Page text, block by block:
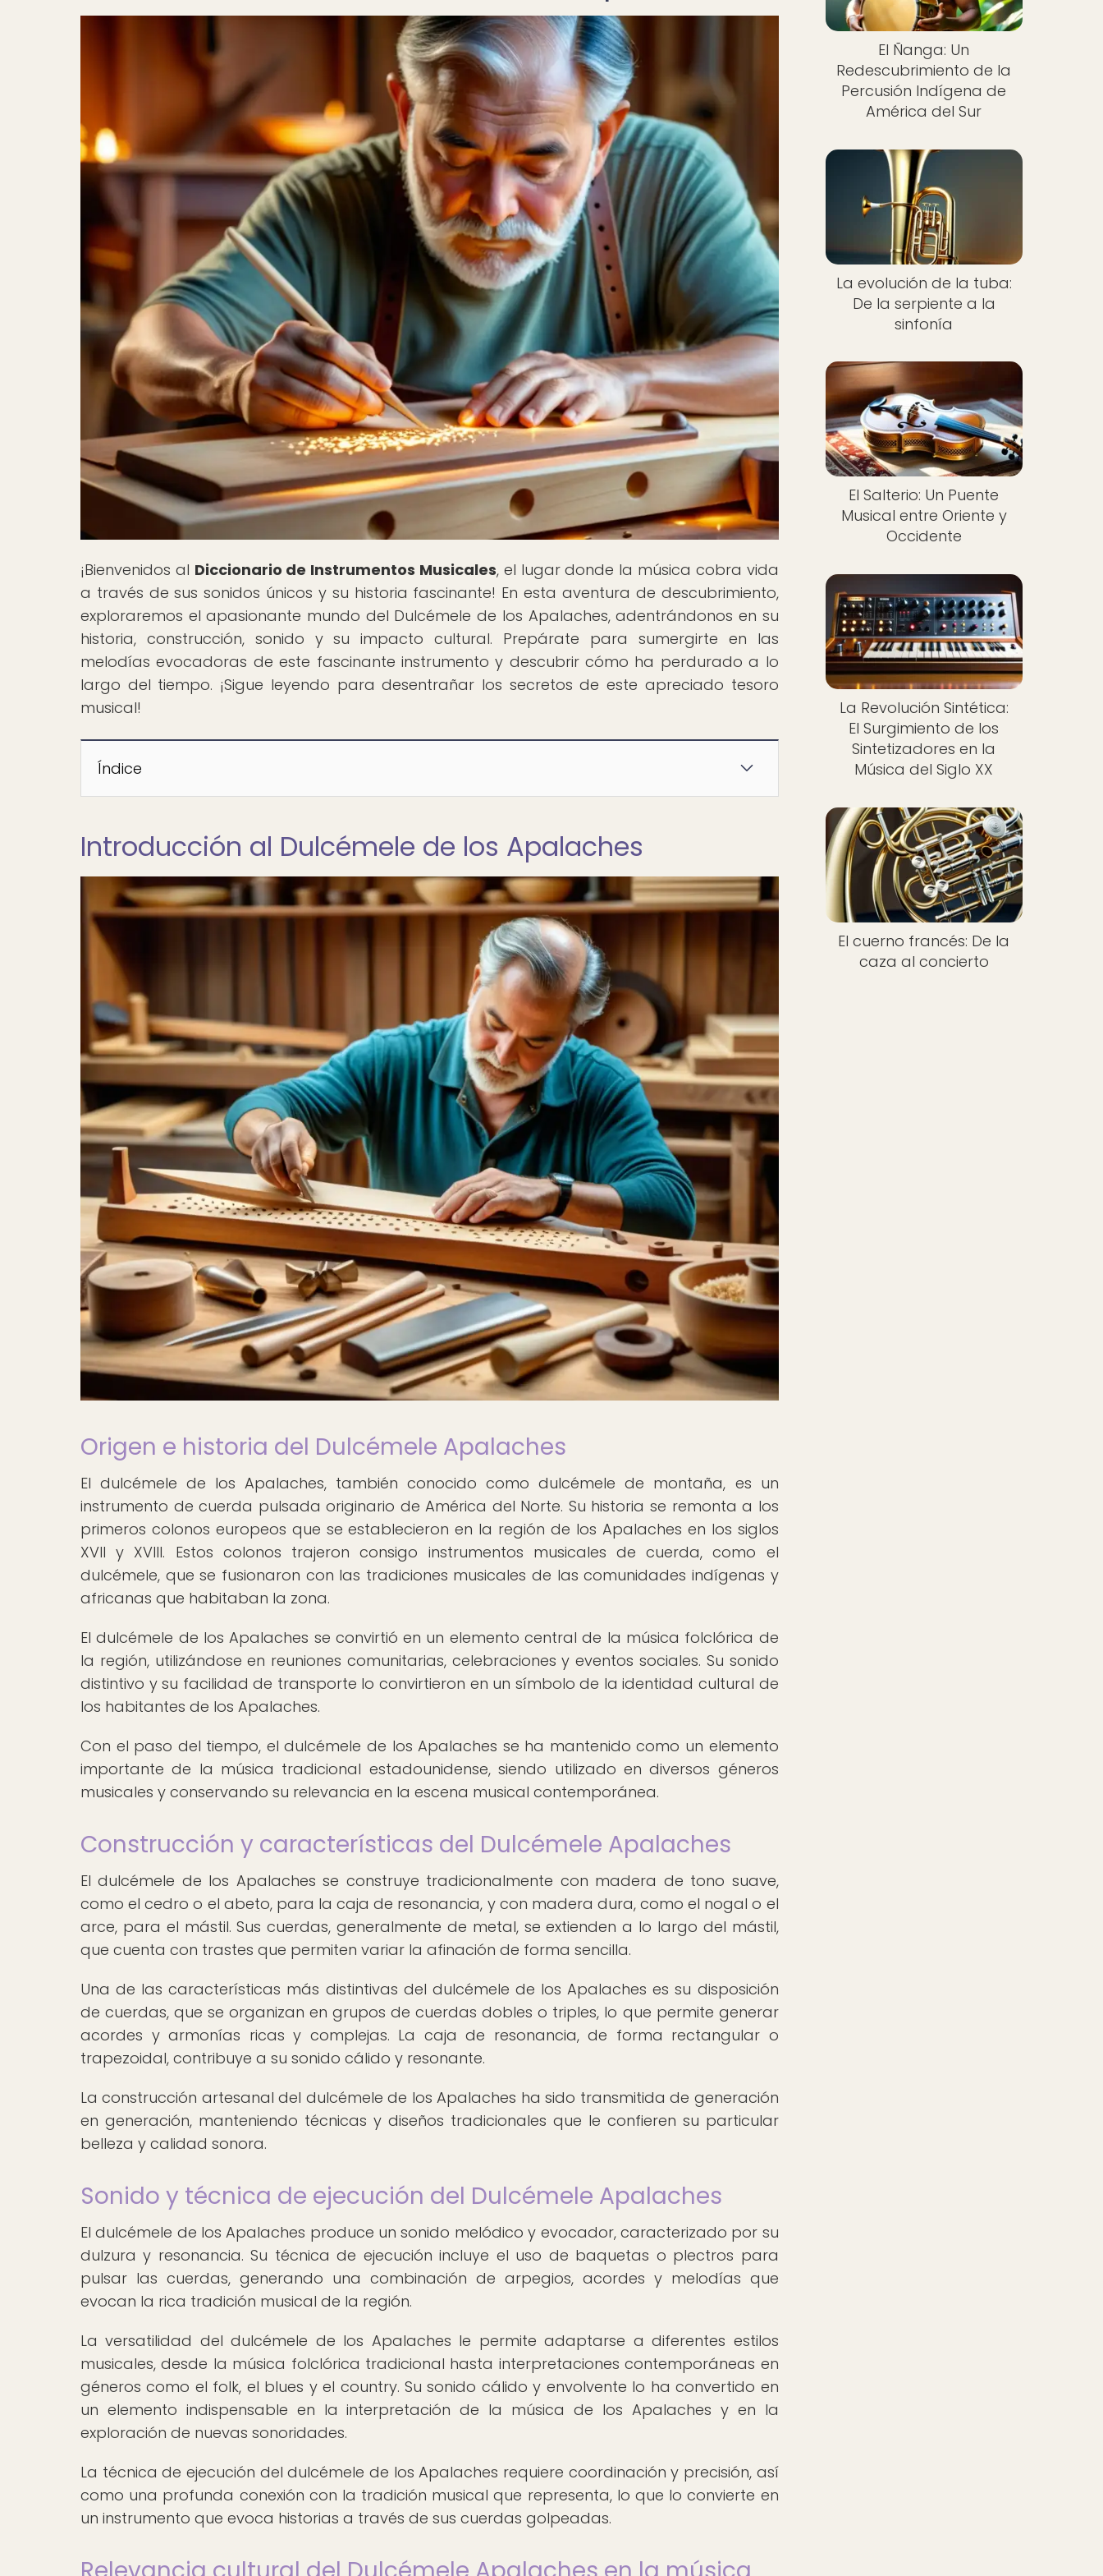
¡Bienvenidos al Diccionario de Instrumentos Musicales, el lugar donde la música cobra vida
a través de sus sonidos únicos y su historia fascinante! En esta aventura de descubrimiento,
exploraremos el apasionante mundo del Dulcémele de los Apalaches, adentrándonos en su
historia, construcción, sonido y su impacto cultural. Prepárate para sumergirte en las
melodías evocadoras de este fascinante instrumento y descubrir cómo ha perdurado a lo
largo del tiempo. ¡Sigue leyendo para desentrañar los secretos de este apreciado tesoro
musical!
Índice
Introducción al Dulcémele de los Apalaches
Origen e historia del Dulcémele Apalaches
El dulcémele de los Apalaches, también conocido como dulcémele de montaña, es un
instrumento de cuerda pulsada originario de América del Norte. Su historia se remonta a los
primeros colonos europeos que se establecieron en la región de los Apalaches en los siglos
XVII y XVIII. Estos colonos trajeron consigo instrumentos musicales de cuerda, como el
dulcémele, que se fusionaron con las tradiciones musicales de las comunidades indígenas y
africanas que habitaban la zona.
El dulcémele de los Apalaches se convirtió en un elemento central de la música folclórica de
la región, utilizándose en reuniones comunitarias, celebraciones y eventos sociales. Su sonido
distintivo y su facilidad de transporte lo convirtieron en un símbolo de la identidad cultural de
los habitantes de los Apalaches.
Con el paso del tiempo, el dulcémele de los Apalaches se ha mantenido como un elemento
importante de la música tradicional estadounidense, siendo utilizado en diversos géneros
musicales y conservando su relevancia en la escena musical contemporánea.
Construcción y características del Dulcémele Apalaches
El dulcémele de los Apalaches se construye tradicionalmente con madera de tono suave,
como el cedro o el abeto, para la caja de resonancia, y con madera dura, como el nogal o el
arce, para el mástil. Sus cuerdas, generalmente de metal, se extienden a lo largo del mástil,
que cuenta con trastes que permiten variar la afinación de forma sencilla.
Una de las características más distintivas del dulcémele de los Apalaches es su disposición
de cuerdas, que se organizan en grupos de cuerdas dobles o triples, lo que permite generar
acordes y armonías ricas y complejas. La caja de resonancia, de forma rectangular o
trapezoidal, contribuye a su sonido cálido y resonante.
La construcción artesanal del dulcémele de los Apalaches ha sido transmitida de generación
en generación, manteniendo técnicas y diseños tradicionales que le confieren su particular
belleza y calidad sonora.
Sonido y técnica de ejecución del Dulcémele Apalaches
El dulcémele de los Apalaches produce un sonido melódico y evocador, caracterizado por su
dulzura y resonancia. Su técnica de ejecución incluye el uso de baquetas o plectros para
pulsar las cuerdas, generando una combinación de arpegios, acordes y melodías que
evocan la rica tradición musical de la región.
La versatilidad del dulcémele de los Apalaches le permite adaptarse a diferentes estilos
musicales, desde la música folclórica tradicional hasta interpretaciones contemporáneas en
géneros como el folk, el blues y el country. Su sonido cálido y envolvente lo ha convertido en
un elemento indispensable en la interpretación de la música de los Apalaches y en la
exploración de nuevas sonoridades.
La técnica de ejecución del dulcémele de los Apalaches requiere coordinación y precisión, así
como una profunda conexión con la tradición musical que representa, lo que lo convierte en
un instrumento que evoca historias a través de sus cuerdas golpeadas.
El Ñanga: Un
Redescubrimiento de la
Percusión Indígena de
América del Sur
La evolución de la tuba:
De la serpiente a la
sinfonía
El Salterio: Un Puente
Musical entre Oriente y
Occidente
La Revolución Sintética:
El Surgimiento de los
Sintetizadores en la
Música del Siglo XX
El cuerno francés: De la
caza al concierto